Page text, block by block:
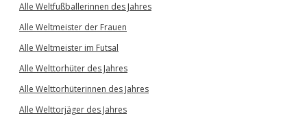
Alle Weltfußballerinnen des Jahres
Alle Weltmeister der Frauen
Alle Weltmeister im Futsal
Alle Welttorhüter des Jahres
Alle Welttorhüterinnen des Jahres
Alle Welttorjäger des Jahres